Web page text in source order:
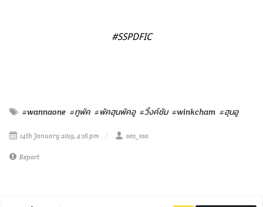
#SSPDFIC
#wannaone #ทูพัค #พัคฮุนพัคอู #วิ้งค์ชัม #winkcham #ฮุนอู
14th January 2019, 4:16 pm seo_sso
Report